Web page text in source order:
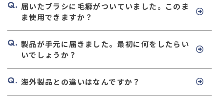
届いたブラシに毛癖がついていました。このま
ま使用できますか？
製品が手元に届きました。最初に何をしたらい
いでしょうか？
海外製品との違いはなんですか？